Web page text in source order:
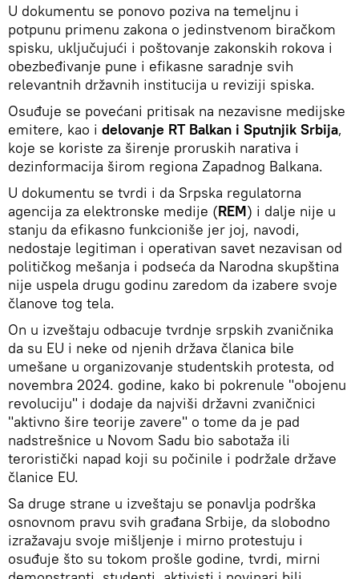
U dokumentu se ponovo poziva na temeljnu i
potpunu primenu zakona o jedinstvenom biračkom
spisku, uključujući i poštovanje zakonskih rokova i
obezbeđivanje pune i efikasne saradnje svih
relevantnih državnih institucija u reviziji spiska.
Osuđuje se povećani pritisak na nezavisne medijske
emitere, kao i delovanje RT Balkan i Sputnjik Srbija,
koje se koriste za širenje proruskih narativa i
dezinformacija širom regiona Zapadnog Balkana.
U dokumentu se tvrdi i da Srpska regulatorna
agencija za elektronske medije (REM) i dalje nije u
stanju da efikasno funkcioniše jer joj, navodi,
nedostaje legitiman i operativan savet nezavisan od
političkog mešanja i podseća da Narodna skupština
nije uspela drugu godinu zaredom da izabere svoje
članove tog tela.
On u izveštaju odbacuje tvrdnje srpskih zvaničnika
da su EU i neke od njenih država članica bile
umešane u organizovanje studentskih protesta, od
novembra 2024. godine, kako bi pokrenule "obojenu
revoluciju" i dodaje da najviši državni zvaničnici
"aktivno šire teorije zavere" o tome da je pad
nadstrešnice u Novom Sadu bio sabotaža ili
teroristički napad koji su počinile i podržale države
članice EU.
Sa druge strane u izveštaju se ponavlja podrška
osnovnom pravu svih građana Srbije, da slobodno
izražavaju svoje mišljenje i mirno protestuju i
osuđuje što su tokom prošle godine, tvrdi, mirni